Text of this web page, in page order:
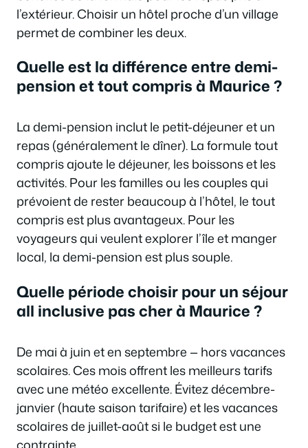
l’extérieur. Choisir un hôtel proche d’un village
permet de combiner les deux.
Quelle est la différence entre demi-
pension et tout compris à Maurice ?
La demi-pension inclut le petit-déjeuner et un
repas (généralement le dîner). La formule tout
compris ajoute le déjeuner, les boissons et les
activités. Pour les familles ou les couples qui
prévoient de rester beaucoup à l’hôtel, le tout
compris est plus avantageux. Pour les
voyageurs qui veulent explorer l’île et manger
local, la demi-pension est plus souple.
Quelle période choisir pour un séjour
all inclusive pas cher à Maurice ?
De mai à juin et en septembre — hors vacances
scolaires. Ces mois offrent les meilleurs tarifs
avec une météo excellente. Évitez décembre-
janvier (haute saison tarifaire) et les vacances
scolaires de juillet-août si le budget est une